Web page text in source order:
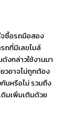
ซื้อรถมือสอง
ถที่มีเลขไมล์
งกล่าวใช้งานมา
วอาจไม่ถูกต้อง
นหรือไม่ รวมถึง
มเพิ่มเติมด้วย